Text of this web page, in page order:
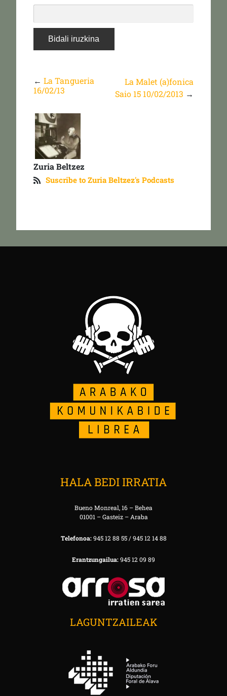
← La Tangueria
16/02/13
La Malet (a)fonica
Saio 15 10/02/2013 →
Zuria Beltzez
Suscribe to Zuria Beltzez's Podcasts
HALA BEDI IRRATIA
Bueno Monreal, 16 – Behea
01001 – Gasteiz – Araba
Telefonoa:945 12 88 55 / 945 12 14 88
Erantzungailua:945 12 09 89
LAGUNTZAILEAK